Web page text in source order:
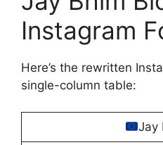
Instagram
Here’s the rewritten
single-column table:
Jay